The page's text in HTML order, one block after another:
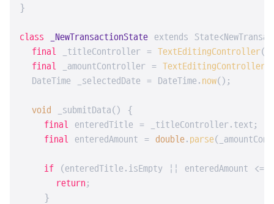
}
class _NewTransactionState extends
final _titleController = TextEditingController
final _amountController = TextEditingController
  DateTime _selectedDate = DateTime.
now();
void _submitData() {
final enteredTitle = _titleController.text;
final enteredAmount = double. parse
if (enteredTitle.isEmpty || enteredAmount <=
return ;
    }